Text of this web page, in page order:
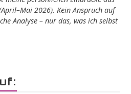
2026). Kein Anspruch auf
Analyse – nur das, was ich selbst